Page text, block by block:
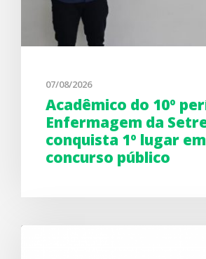
07/08/2026
Acadêmico do 10º
Enfermagem da
conquista 1º lugar em
concurso público